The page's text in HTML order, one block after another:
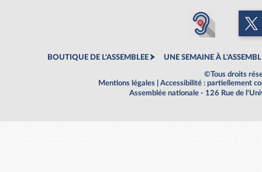
BOUTIQUE DE L'ASSEMBLEE UNE SEMAINE À
©Tous droits
Mentions légales
Accessibilité : partiellement
Assemblée nationale - 126 Rue de